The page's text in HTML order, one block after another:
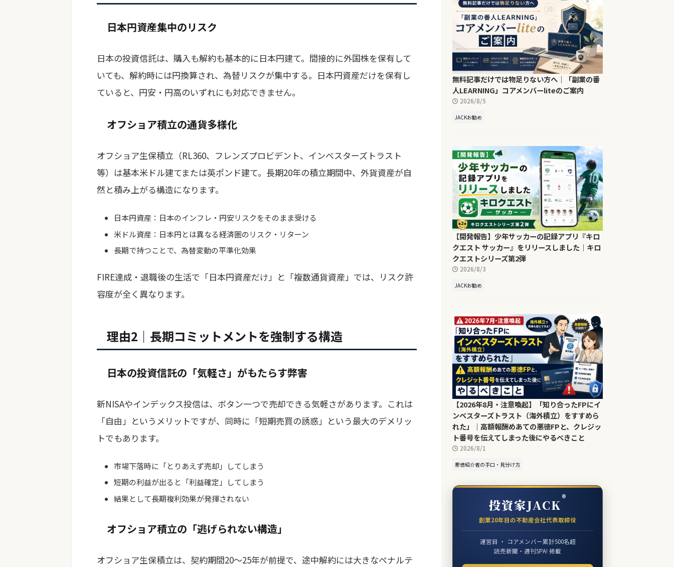
日本円資産集中のリスク
日本の投資信託は、購入も解約も基本的に日本円建て。間接的に外国株を保有して
いても、解約時には円換算され、為替リスクが集中する。日本円資産だけを保有し
ていると、円安・円高のいずれにも対応できません。
オフショア積立の通貨多様化
オフショア生保積立（RL360、フレンズプロビデント、インベスターズトラスト
等）は基本米ドル建てまたは英ポンド建て。長期20年の積立期間中、外貨資産が自
然と積み上がる構造になります。
日本円資産：日本のインフレ・円安リスクをそのまま受ける
米ドル資産：日本円とは異なる経済圏のリスク・リターン
長期で持つことで、為替変動の平準化効果
FIRE達成・退職後の生活で「日本円資産だけ」と「複数通貨資産」では、リスク許
容度が全く異なります。
理由2｜長期コミットメントを強制する構造
日本の投資信託の「気軽さ」がもたらす弊害
新NISAやインデックス投信は、ボタン一つで売却できる気軽さがあります。これは
「自由」というメリットですが、同時に「短期売買の誘惑」という最大のデメリッ
トでもあります。
市場下落時に「とりあえず売却」してしまう
短期の利益が出ると「利益確定」してしまう
結果として長期複利効果が発揮されない
オフショア積立の「逃げられない構造」
オフショア生保積立は、契約期間20〜25年が前提で、途中解約には大きなペナルテ
無料記事だけでは物足りない方へ｜「副業の番
人LEARNING」コアメンバーliteのご案内
2026/8/5
JACKお勧め
【開発報告】少年サッカーの記録アプリ『キロ
クエスト サッカー』をリリースしました｜キロ
クエストシリーズ第2弾
2026/8/3
JACKお勧め
【2026年8月・注意喚起】「知り合ったFPにイ
ンベスターズトラスト（海外積立）をすすめら
れた」｜高額報酬めあての悪徳FPと、クレジッ
ト番号を伝えてしまった後にやるべきこと
2026/8/1
悪徳紹介者の手口・見分け方
投資家JACK®
創業20年目の不動産会社代表取締役
運営目 ・ コアメンバー累計500名超
読売新聞・週刊SPA! 掲載